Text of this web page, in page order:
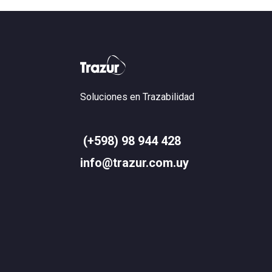
Soluciones en Trazabilidad
(+598) 98 944 428
info@trazur.com.uy